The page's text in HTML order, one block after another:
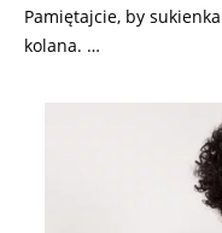
Pamiętajcie, by
kolana. …